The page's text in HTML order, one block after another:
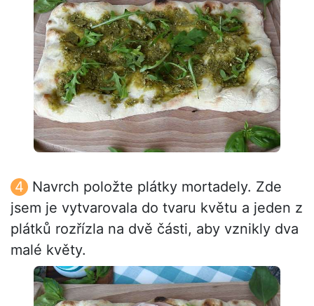
Navrch položte plátky mortadely. Zde
jsem je vytvarovala do tvaru květu a jeden z
plátků rozřízla na dvě části, aby vznikly dva
malé květy.